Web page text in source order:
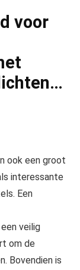
voor
ook een groot
interessante
Een
veilig
om de
Bovendien is